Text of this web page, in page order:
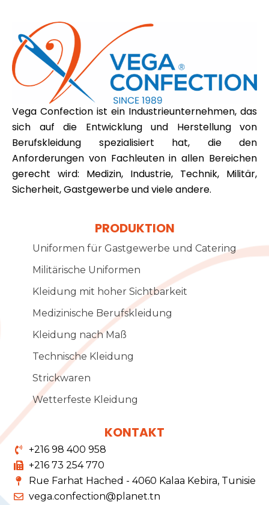
Vega Confection ist ein Industrieunternehmen, das
sich auf die Entwicklung und Herstellung von
Berufskleidung spezialisiert hat, die den
Anforderungen von Fachleuten in allen Bereichen
gerecht wird: Medizin, Industrie, Technik, Militär,
Sicherheit, Gastgewerbe und viele andere.
PRODUKTION
Uniformen für Gastgewerbe und Catering
Militärische Uniformen
Kleidung mit hoher Sichtbarkeit
Medizinische Berufskleidung
Kleidung nach Maß
Technische Kleidung
Strickwaren
Wetterfeste Kleidung
KONTAKT
+216 98 400 958
+216 73 254 770
Rue Farhat Hached - 4060 Kalaa Kebira, Tunisie
vega.confection@planet.tn